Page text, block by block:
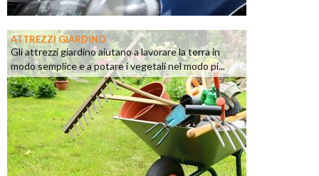
ATTREZZI GIARDINO
Gli attrezzi giardino aiutano a lavorare la terra in
modo semplice e a potare i vegetali nel modo pi...